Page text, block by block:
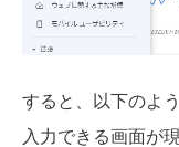
すると、以下のよ
入力できる画面が現